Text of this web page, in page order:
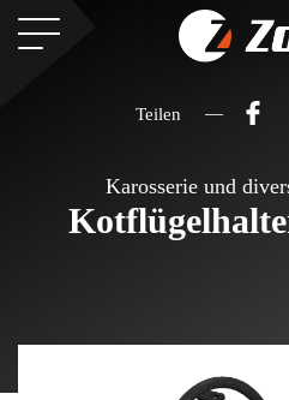
Karosserie und
Teilen